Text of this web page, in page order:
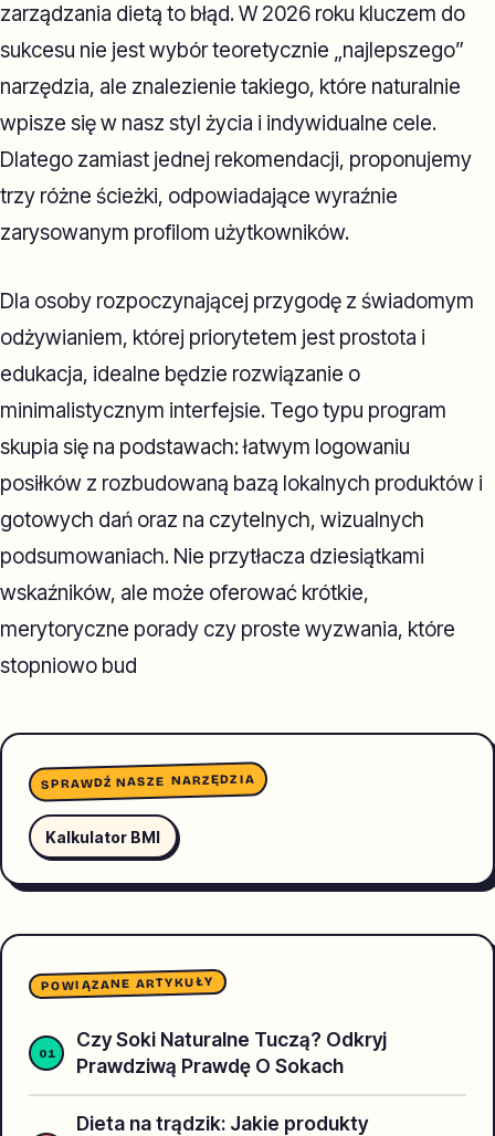
zarządzania dietą to błąd. W 2026 roku kluczem do
sukcesu nie jest wybór teoretycznie „najlepszego”
narzędzia, ale znalezienie takiego, które naturalnie
wpisze się w nasz styl życia i indywidualne cele.
Dlatego zamiast jednej rekomendacji, proponujemy
trzy różne ścieżki, odpowiadające wyraźnie
zarysowanym profilom użytkowników.
Dla osoby rozpoczynającej przygodę z świadomym
odżywianiem, której priorytetem jest prostota i
edukacja, idealne będzie rozwiązanie o
minimalistycznym interfejsie. Tego typu program
skupia się na podstawach: łatwym logowaniu
posiłków z rozbudowaną bazą lokalnych produktów i
gotowych dań oraz na czytelnych, wizualnych
podsumowaniach. Nie przytłacza dziesiątkami
wskaźników, ale może oferować krótkie,
merytoryczne porady czy proste wyzwania, które
stopniowo bud
SPRAWDŹ NASZE NARZĘDZIA
Kalkulator BMI
POWIĄZANE ARTYKUŁY
Czy Soki Naturalne Tuczą? Odkryj
Prawdziwą Prawdę O Sokach
Dieta na trądzik: Jakie produkty